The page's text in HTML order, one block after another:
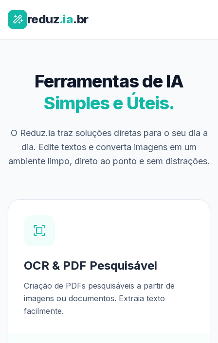
reduz.ia.br
Ferramentas de IA
Simples e Úteis.
O Reduz.ia traz soluções diretas para o seu dia a
dia. Edite textos e converta imagens em um
ambiente limpo, direto ao ponto e sem distrações.
OCR & PDF Pesquisável
Criação de PDFs pesquisáveis a partir de
imagens ou documentos. Extraia texto
facilmente.